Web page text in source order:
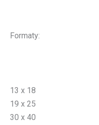
Formaty:
13 x 18
19 x 25
30 x 40